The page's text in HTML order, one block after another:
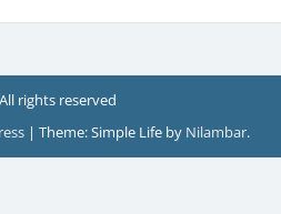
rights reserved
| Theme: Simple Life by Nilambar.